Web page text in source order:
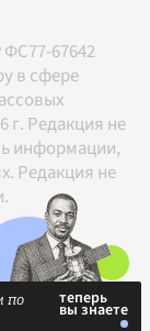
67642
в сфере
г. Редакция не
информации,
Редакция не
с
по